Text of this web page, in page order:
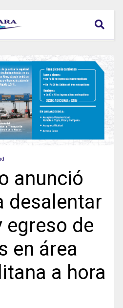
anunció
desalentar
egreso de
en área
a hora